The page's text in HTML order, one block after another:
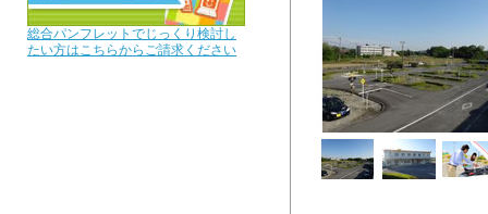
総合パンフレットでじっくり検討し
たい方はこちらからご請求ください